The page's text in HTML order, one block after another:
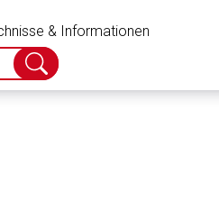
& Informationen
Suche
abschicken